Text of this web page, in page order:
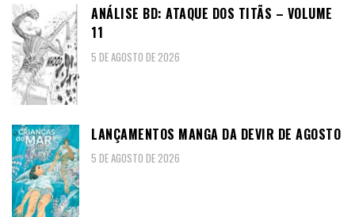
ANÁLISE BD: ATAQUE DOS TITÃS – VOLUME
11
5 DE AGOSTO DE 2026
LANÇAMENTOS MANGA DA DEVIR DE AGOSTO
5 DE AGOSTO DE 2026